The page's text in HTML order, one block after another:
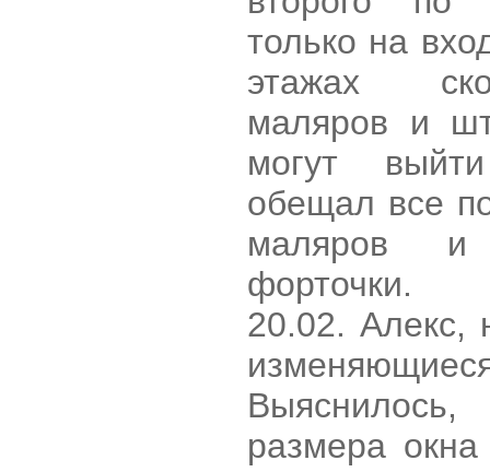
только на
этажах
маляров и
могут
обещал все
маляров и
форточки.
20.02. Алекс,
размера